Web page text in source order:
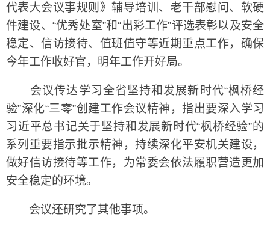
代表大会议事规则》辅导培训、老干部慰问、软硬
件建设、“优秀处室”和“出彩工作”评选表彰以及安全
稳定、信访接待、值班值守等近期重点工作，确保
今年工作收好官，明年工作开好局。
会议传达学习全省坚持和发展新时代“枫桥经
验”深化“三零”创建工作会议精神，指出要深入学习
习近平总书记关于坚持和发展新时代“枫桥经验”的
系列重要指示批示精神，持续深化平安机关建设，
做好信访接待等工作，为常委会依法履职营造更加
安全稳定的环境。
会议还研究了其他事项。